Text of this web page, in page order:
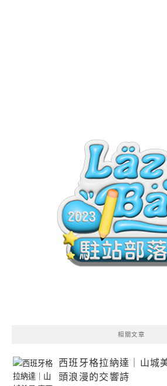
相關文章
西班牙格拉納達｜山城
頭浪漫的交響詩